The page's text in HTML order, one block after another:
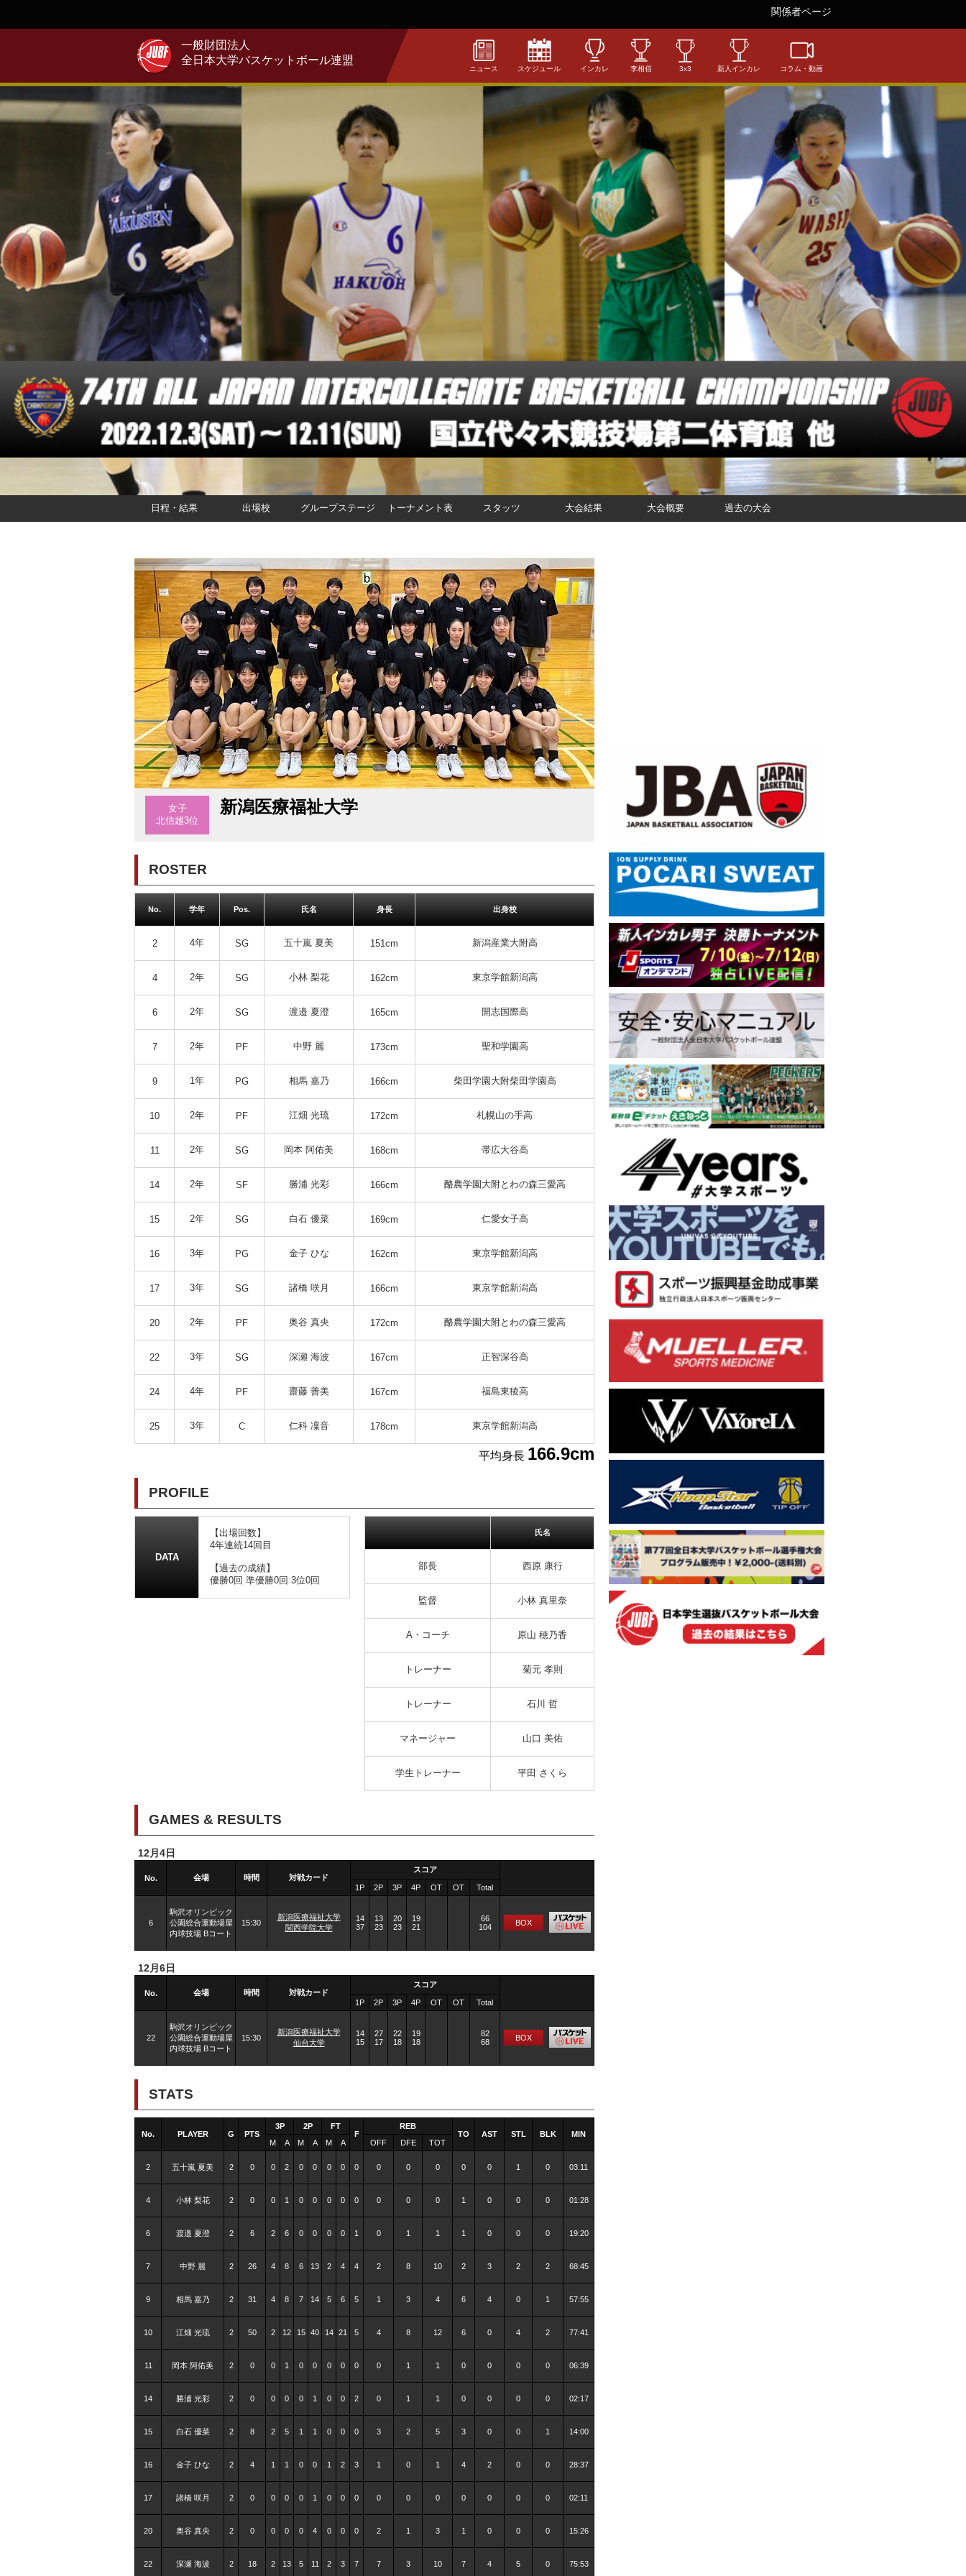
関係者ページ
一般財団法人
全日本大学バスケットボール連盟
ニュース スケジュール インカレ 李相佰 3x3 新人インカレ コラム・動画
日程・結果 出場校 グループステージ トーナメント表 スタッツ 大会結果 大会概要 過去の大会
女子
北信越3位
新潟医療福祉大学
ROSTER
No. 学年 Pos. 氏名 身長 出身校
2 4年 SG 五十嵐 夏美 151cm 新潟産業大附高
4 2年 SG 小林 梨花 162cm 東京学館新潟高
6 2年 SG 渡邉 夏澄 165cm 開志国際高
7 2年 PF 中野 麗 173cm 聖和学園高
9 1年 PG 相馬 嘉乃 166cm 柴田学園大附柴田学園高
10 2年 PF 江畑 光琉 172cm 札幌山の手高
11 2年 SG 岡本 阿佑美 168cm 帯広大谷高
14 2年 SF 勝浦 光彩 166cm 酪農学園大附とわの森三愛高
15 2年 SG 白石 優菜 169cm 仁愛女子高
16 3年 PG 金子 ひな 162cm 東京学館新潟高
17 3年 SG 諸橋 咲月 166cm 東京学館新潟高
20 2年 PF 奥谷 真央 172cm 酪農学園大附とわの森三愛高
22 3年 SG 深瀬 海波 167cm 正智深谷高
24 4年 PF 齋藤 善美 167cm 福島東稜高
25 3年 C 仁科 凜音 178cm 東京学館新潟高
平均身長 166.9cm
PROFILE
DATA
【出場回数】
4年連続14回目
【過去の成績】
優勝0回 準優勝0回 3位0回
氏名
部長 西原 康行
監督 小林 真里奈
A・コーチ 原山 穂乃香
トレーナー 菊元 孝則
トレーナー 石川 哲
マネージャー 山口 美佑
学生トレーナー 平田 さくら
GAMES & RESULTS
12月4日
No. 会場 時間 対戦カード
スコア
1P 2P 3P 4P OT OT Total
6
駒沢オリンピック
公園総合運動場屋
内球技場 Bコート
15:30
新潟医療福祉大学
関西学院大学
14
37
13
23
20
23
19
21
66
104
BOX
12月6日
No. 会場 時間 対戦カード
スコア
1P 2P 3P 4P OT OT Total
22
駒沢オリンピック
公園総合運動場屋
内球技場 Bコート
15:30
新潟医療福祉大学
仙台大学
14
15
27
17
22
18
19
18
82
68
BOX
STATS
No. PLAYER G PTS
3P 2P
FT
F
REB
TO
AST STL BLK
MIN
M
A M A M A OFF DFE TOT
2 五十嵐 夏美 2 0 0 2 0 0 0 0 0 0 0 0 0 0 1 0 03:11
4 小林 梨花 2 0 0 1 0 0 0 0 0 0 0 0 1 0 0 0 01:28
6 渡邉 夏澄 2 6 2 6 0 0 0 0 1 0 1 1 1 0 0 0 19:20
7 中野 麗 2 26 4 8 6 13 2 4 4 2 8 10 2 3 2 2 68:45
9 相馬 嘉乃 2 31 4 8 7 14 5 6 5 1 3 4 6 4 0 1 57:55
10 江畑 光琉 2 50 2 12 15 40 14 21 5 4 8 12 6 0 4 2 77:41
11 岡本 阿佑美 2 0 0 1 0 0 0 0 0 0 1 1 0 0 0 0 06:39
14 勝浦 光彩 2 0 0 0 0 1 0 0 2 0 1 1 0 0 0 0 02:17
15 白石 優菜 2 8 2 5 1 1 0 0 0 3 2 5 3 0 0 1 14:00
16 金子 ひな 2 4 1 1 0 0 1 2 3 1 0 1 4 2 0 0 28:37
17 諸橋 咲月 2 0 0 0 0 1 0 0 0 0 0 0 0 0 0 0 02:11
20 奥谷 真央 2 0 0 0 0 4 0 0 0 2 1 3 1 0 0 0 15:26
22 深瀬 海波 2 18 2 13 5 11 2 3 7 7 3 10 7 4 5 0 75:53